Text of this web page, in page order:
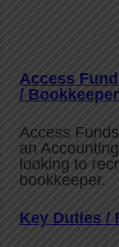
Access
/
Access
an
looking to
bookkeeper.
Key Duties /